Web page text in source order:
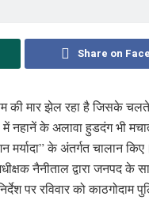
Share on
की मार झेल रहा है जिसके
नहानें के अलावा हुडदंग भी
मर्यादा” के अंतर्गत चालान किए।
नैनीताल द्वारा जनपद
पर रविवार को काठगोदाम